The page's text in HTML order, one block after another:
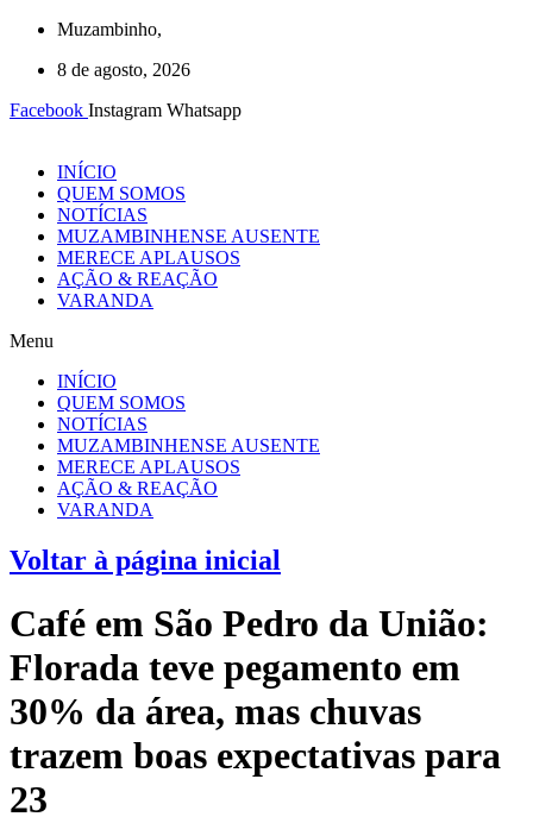
Muzambinho,
8 de agosto, 2026
Facebook Instagram Whatsapp
INÍCIO
QUEM SOMOS
NOTÍCIAS
MUZAMBINHENSE AUSENTE
MERECE APLAUSOS
AÇÃO & REAÇÃO
VARANDA
Menu
INÍCIO
QUEM SOMOS
NOTÍCIAS
MUZAMBINHENSE AUSENTE
MERECE APLAUSOS
AÇÃO & REAÇÃO
VARANDA
Voltar à página inicial
Café em São Pedro da União:
Florada teve pegamento em
30% da área, mas chuvas
trazem boas expectativas para
23